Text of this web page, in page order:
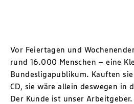
Vor Feiertagen und
rund 16.000 Menschen – eine
Bundesligapublikum. Kauften
CD, sie wäre allein deswegen in
Der Kunde ist unser